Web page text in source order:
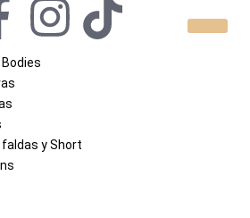
faldas y Short